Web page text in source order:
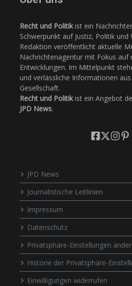
Recht und Politikist ein
Schwerpunkt auf Justiz, Politik und
Redaktion veröffentlicht aktuelle
Nachrichtenagentur mit Fokus auf
Entwicklungen. Im Mittelpunkt
und verlässliche Informationen
Gesellschaft.
Recht und Politikist ein Angebot
JPD News.
JPD News
Journalistische Leitlinien
Impressum
Datenschutz
Privatsphäre-Einstellungen
Historie der Privatsphäre-
Einwilligungen widerrufen